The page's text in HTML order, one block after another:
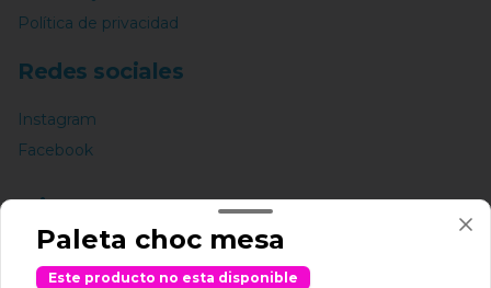
Política de privacidad
Redes sociales
Instagram
Facebook
Mi cuenta
PedirPaleta choc mesa
Este producto no esta disponible